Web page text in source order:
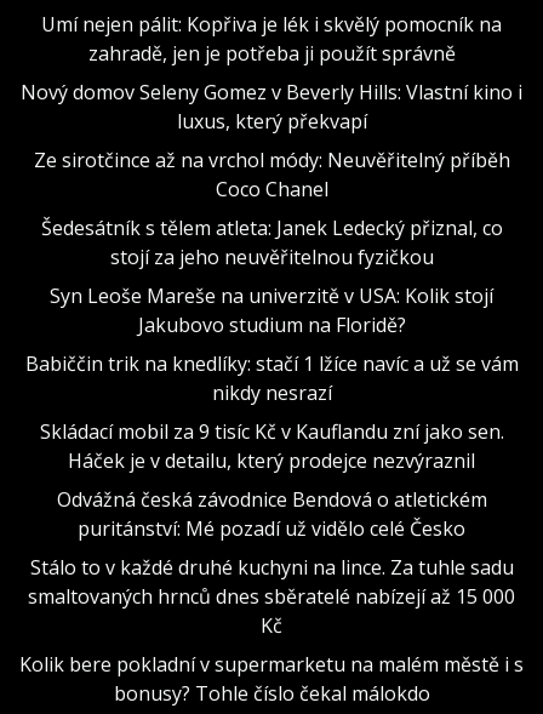
Umí nejen pálit: Kopřiva je lék i skvělý pomocník na
zahradě, jen je potřeba ji použít správně
Nový domov Seleny Gomez v Beverly Hills: Vlastní kino i
luxus, který překvapí
Ze sirotčince až na vrchol módy: Neuvěřitelný příběh
Coco Chanel
Šedesátník s tělem atleta: Janek Ledecký přiznal, co
stojí za jeho neuvěřitelnou fyzičkou
Syn Leoše Mareše na univerzitě v USA: Kolik stojí
Jakubovo studium na Floridě?
Babiččin trik na knedlíky: stačí 1 lžíce navíc a už se vám
nikdy nesrazí
Skládací mobil za 9 tisíc Kč v Kauflandu zní jako sen.
Háček je v detailu, který prodejce nezvýraznil
Odvážná česká závodnice Bendová o atletickém
puritánství: Mé pozadí už vidělo celé Česko
Stálo to v každé druhé kuchyni na lince. Za tuhle sadu
smaltovaných hrnců dnes sběratelé nabízejí až 15 000
Kč
Kolik bere pokladní v supermarketu na malém městě i s
bonusy? Tohle číslo čekal málokdo